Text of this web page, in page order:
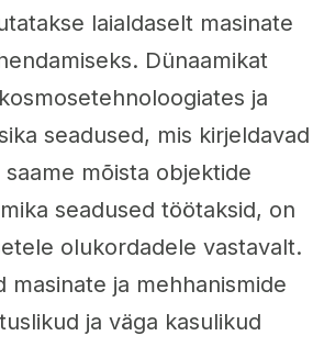
laialdaselt masinate
Dünaamikat
ja
seadused, mis kirjeldavad
mõista objektide
seadused töötaksid, on
olukordadele vastavalt.
ja mehhanismide
ja väga kasulikud